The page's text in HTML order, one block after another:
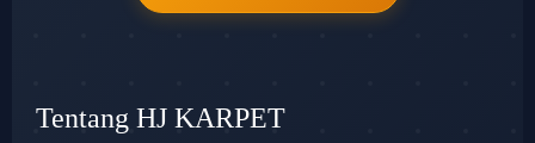
Tentang HJ KARPET